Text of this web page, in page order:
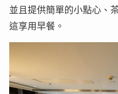
並且提供簡單的小點心、
這享用早餐。